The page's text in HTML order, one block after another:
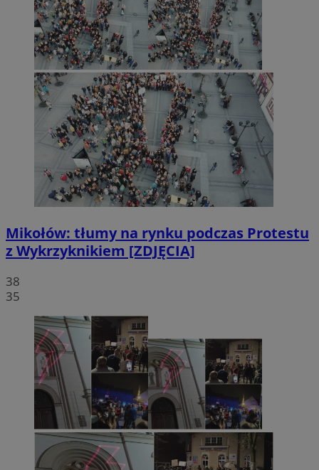
Mikołów: tłumy na rynku podczas Protestu
z Wykrzyknikiem [ZDJĘCIA]
38
35